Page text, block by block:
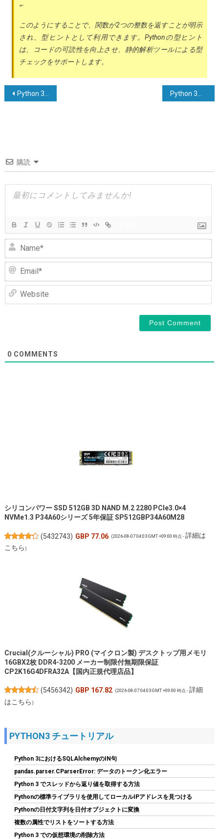
“`
このようにすることで、関数が2つの整数を返すことが明示
され、型ヒントとして利用できます。Pythonの型ヒント
は、コードの可読性を向上させ、静的解析ツールによる型
チェックをサポートします。
投
ー
シ
ョ
Python 3でランダムなブール値を取得する方法
購読
0 COMMENTS
シリコンパワー SSD 512GB 3D NAND M.2 2280 PCIe3.0×4
NVMe1.3 P34A60シリーズ 5年保証 SP512GBP34A60M28
(5432743) GBP 77.06 (2026-08-07 04:03 GMT +09:00 時点 -詳細は
こちら)
Crucial(クルーシャル) PRO (マイクロン製) デスクトップ用メモリ
16GBX2枚 DDR4-3200 メーカー制限付無期限保証
CP2K16G4DFRA32A【国内正規代理店品】
(5456342) GBP 167.82 (2026-08-07 04:03 GMT +09:00 時点 -詳細
はこちら)
Tuloka 4個ヒートシンク 導熱接着シート4pcs付き 熱暴走対策 冷
却ラジエーターフィンCPU ICチップ 回路基板 LEDアンプに適用
アルミニウム 黒 70mm×22mm×6mm
PYTHON3 チュートリアル
Python 3におけるSQLAlchemyのIN句
pandas.parser.CParserError: データのトークン化エラー
Python 3 でスレッドから返り値を取得する方法
Pythonの標準ライブラリを使用してローカルIPアドレスを見つける
Pythonの日付文字列を日付オブジェクトに変換
複数の属性でリストをソートする方法
Python 3 での仮想環境の削除方法